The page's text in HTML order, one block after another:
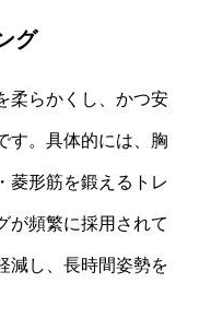
グ
柔らかくし、かつ安
す。具体的には、胸
菱形筋を鍛えるトレ
が頻繁に採用されて
減し、長時間姿勢を